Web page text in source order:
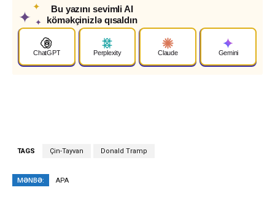
✦
✦
✦
Bu yazını sevimli AI
köməkçinizlə qısaldın
ChatGPT Perplexity Claude Gemini
TAGS Çin-Tayvan Donald Tramp
MƏNBƏ: APA